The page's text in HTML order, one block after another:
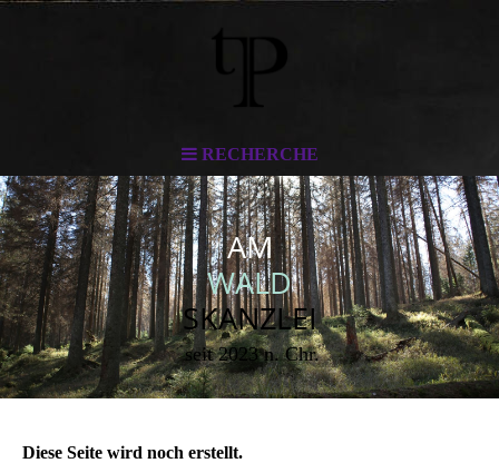
RECHERCHE
AM
WALD
SKANZLEI
seit 2023 n. Chr.
Diese Seite wird noch erstellt.